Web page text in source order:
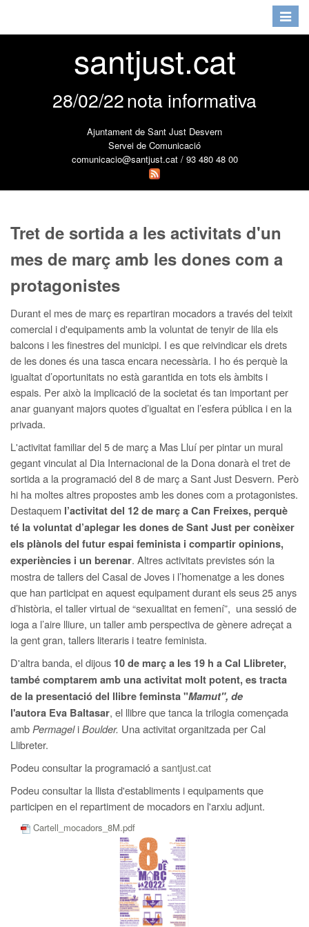
Toggle
santjust.cat
28/02/22nota informativa
Ajuntament de Sant Just Desvern
Servei de Comunicació
comunicacio@santjust.cat / 93 480 48 00
Tret de sortida a les activitats d'un
mes de març amb les dones com a
protagonistes
Durant el mes de març es repartiran mocadors a través del teixit
comercial i d'equipaments amb la voluntat de tenyir de lila els
balcons i les finestres del municipi. I es que reivindicar els drets
de les dones és una tasca encara necessària. I ho és perquè la
igualtat d’oportunitats no està garantida en tots els àmbits i
espais. Per això la implicació de la societat és tan important per
anar guanyant majors quotes d’igualtat en l’esfera pública i en la
privada.
L'activitat familiar del 5 de març a Mas Lluí per pintar un mural
gegant vinculat al Dia Internacional de la Dona donarà el tret de
sortida a la programació del 8 de març a Sant Just Desvern. Però
hi ha moltes altres propostes amb les dones com a protagonistes.
Destaquem l’activitat del 12 de març a Can Freixes, perquè
té la voluntat d’aplegar les dones de Sant Just per conèixer
els plànols del futur espai feminista i compartir opinions,
experiències i un berenar. Altres activitats previstes són la
mostra de tallers del Casal de Joves i l’homenatge a les dones
que han participat en aquest equipament durant els seus 25 anys
d’història, el taller virtual de “sexualitat en femení”, una sessió de
ioga a l’aire lliure, un taller amb perspectiva de gènere adreçat a
la gent gran, tallers literaris i teatre feminista.
D'altra banda, el dijous 10 de març a les 19 h a Cal Llibreter,
també comptarem amb una activitat molt potent, es tracta
de la presentació del llibre feminsta "Mamut", de
l'autora Eva Baltasar, el llibre que tanca la trilogia començada
amb PermageliBoulder. Una activitat organitzada per Cal
Llibreter.
Podeu consultar la programació asantjust.cat
Podeu consultar la llista d'establiments i equipaments que
participen en el repartiment de mocadors en l'arxiu adjunt.
Cartell_mocadors_8M.pdf